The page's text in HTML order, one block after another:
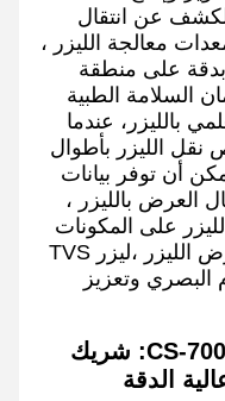
عن انتقال
معالجة الليزر ،
على منطقة
السلامة الطبية
بالليزر، عندما
نقل الليزر بأطوال
أن توفر بيانات
العرض بالليزر ،
على المكونات
البصرية المستخدمة في جهاز عرض الليزر ،ليزر TVS
البصري وتعزيز
6جهاز قياس الضباب الملون CS-700: شريك
الدقة